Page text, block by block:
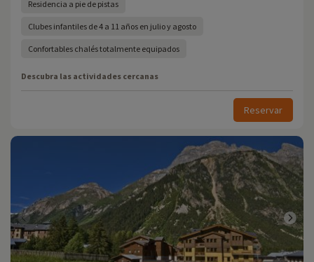
Residencia a pie de pistas
Clubes infantiles de 4 a 11 años en julio y agosto
Confortables chalés totalmente equipados
Descubra las actividades cercanas
Reservar